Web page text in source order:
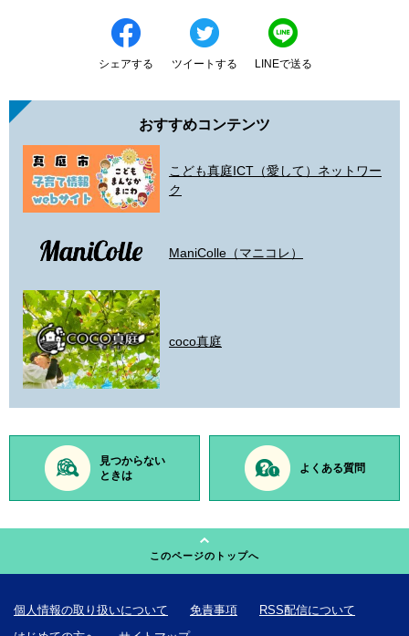
シェアする ツイートする LINEで送る
おすすめコンテンツ
こども真庭ICT（愛して）ネットワー
ク
ManiColle（マニコレ）
coco真庭
見つからない
ときは
よくある質問
このページのトップへ
個人情報の取り扱いについて 免責事項
RSS配信について